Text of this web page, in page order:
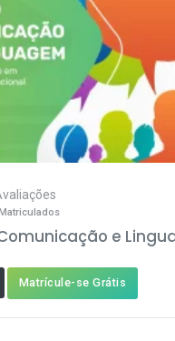
e
Matrícule-se Grátis